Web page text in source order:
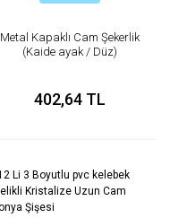
Metal Kapaklı Cam Şekerlik
(Kaide ayak / Düz)
402,64 TL